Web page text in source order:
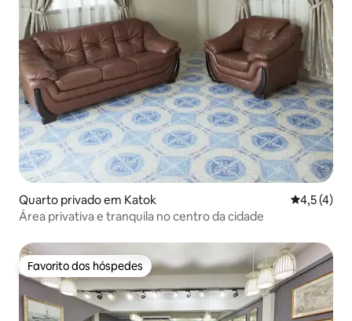
Quarto privado em Katok
4,5 (4)
Área privativa e tranquila no centro da cidade
Favorito dos hóspedes
Favorito dos hóspedes